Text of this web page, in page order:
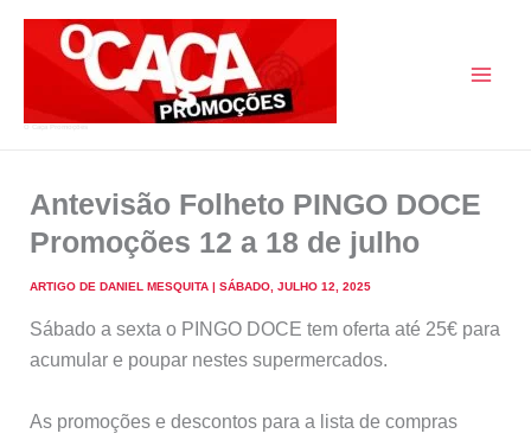
Antevisão Folheto PINGO DOCE
Promoções 12 a 18 de julho
ARTIGO DE DANIEL MESQUITA | SÁBADO, JULHO 12, 2025
Sábado a sexta o PINGO DOCE tem oferta até 25€ para
acumular e poupar nestes supermercados.
As promoções e descontos para a lista de compras